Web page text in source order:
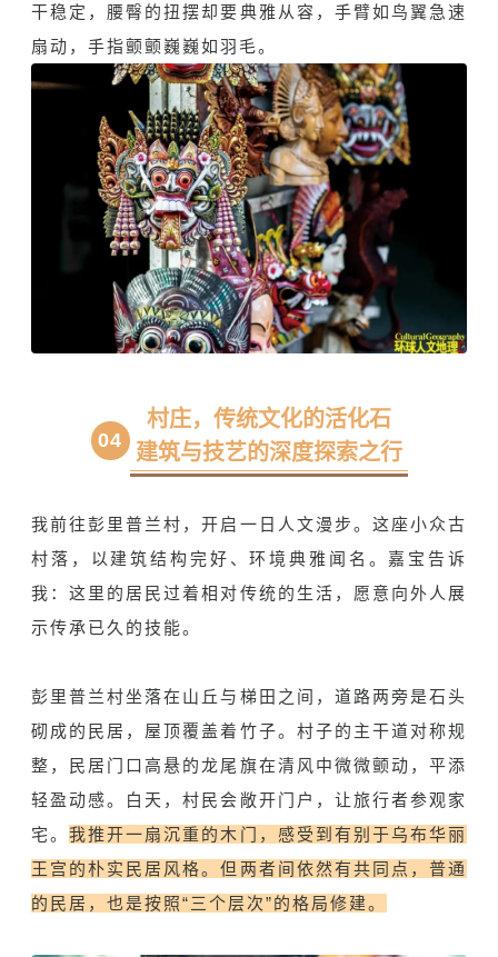
干稳定，腰臀的扭摆却要典雅从容，手臂如鸟翼急速
扇动，手指颤颤巍巍如羽毛。
04
村庄，传统文化的活化石
建筑与技艺的深度探索之行
我前往彭里普兰村，开启一日人文漫步。这座小众古
村落，以建筑结构完好、环境典雅闻名。嘉宝告诉
我：这里的居民过着相对传统的生活，愿意向外人展
示传承已久的技能。
彭里普兰村坐落在山丘与梯田之间，道路两旁是石头
砌成的民居，屋顶覆盖着竹子。村子的主干道对称规
整，民居门口高悬的龙尾旗在清风中微微颤动，平添
轻盈动感。白天，村民会敞开门户，让旅行者参观家
宅。我推开一扇沉重的木门，感受到有别于乌布华丽
王宫的朴实民居风格。但两者间依然有共同点，普通
的民居，也是按照“三个层次”的格局修建。